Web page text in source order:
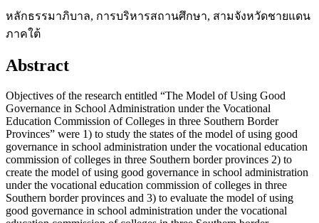
หลักธรรมาภิบาล, การบริหารสถานศึกษา, สามจังหวัดชายแดน
ภาคใต้
Abstract
Objectives of the research entitled “The Model of Using Good
Governance in School Administration under the Vocational
Education Commission of Colleges in three Southern Border
Provinces” were 1) to study the states of the model of using good
governance in school administration under the vocational education
commission of colleges in three Southern border provinces 2) to
create the model of using good governance in school administration
under the vocational education commission of colleges in three
Southern border provinces and 3) to evaluate the model of using
good governance in school administration under the vocational